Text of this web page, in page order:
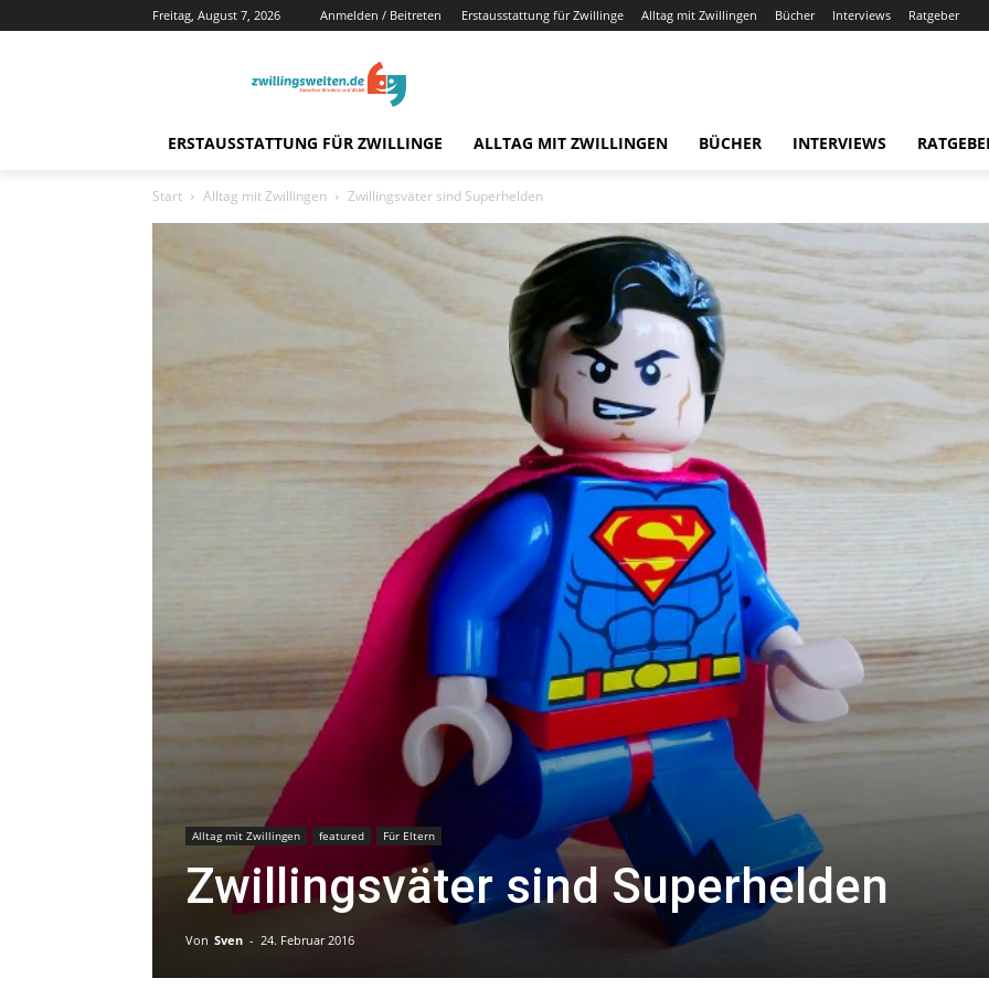
Freitag, August 7, 2026 Anmelden / Beitreten Erstausstattung für Zwillinge Alltag mit Zwillingen Bücher Interviews Ratgeber
ERSTAUSSTATTUNG FÜR ZWILLINGE ALLTAG MIT ZWILLINGEN BÜCHER INTERVIEWS
Start Alltag mit Zwillingen Zwillingsväter sind Superhelden
Alltag mit Zwillingen featured Für Eltern
Zwillingsväter sind Superhelden
Von Sven - 24. Februar 2016